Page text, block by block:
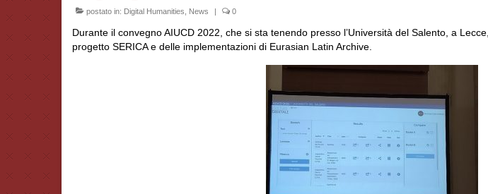
postato in: Digital Humanities News | 0
Durante il convegno AIUCD 2022, che si sta tenendo presso l’Università del Salento, a
progetto SERICA e delle implementazioni di Eurasian Latin Archive.